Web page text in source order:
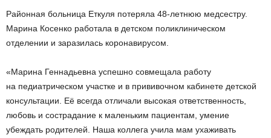
Районная больница Еткуля потеряла 48-летнюю медсестру.
Марина Косенко работала в детском поликлиническом
отделении и заразилась коронавирусом.
«Марина Геннадьевна успешно совмещала работу
на педиатрическом участке и в прививочном кабинете детской
консультации. Её всегда отличали высокая ответственность,
любовь и сострадание к маленьким пациентам, умение
убеждать родителей. Наша коллега учила мам ухаживать